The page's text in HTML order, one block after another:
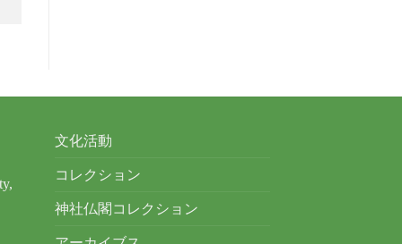
文化活動
コレクション
神社仏閣コレクション